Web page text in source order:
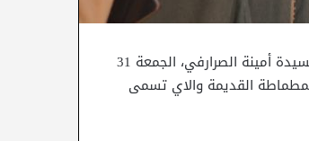
بمناسبة الزيارة التي أدّتها إلى ولاية قابس، اطلعت وزيرة الشؤون الثقافية السيدة أمينة الصرارفي، الجمعة 31
بمطماطة القديمة والاي تسمى